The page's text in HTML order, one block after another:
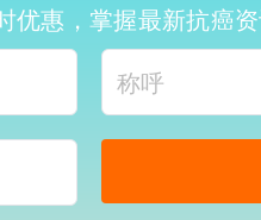
优惠，掌握最新抗癌资